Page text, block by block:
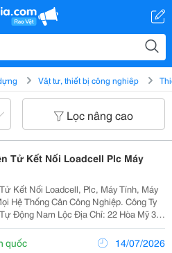
Vật tư, thiết bị công nghiệp
Lọc nâng cao
Tử Kết Nối Loadcell Plc Máy
Kết Nối Loadcell, Plc, Máy Tính, Máy
Thống Cân Công Nghiệp. Công Ty
Lộc Địa Chỉ: 22 Hòa Mỹ 3,
Tp. Đà Nẵng ☎️ Hotline: 0983 171
924 Email:...
quốc 14/07/2026